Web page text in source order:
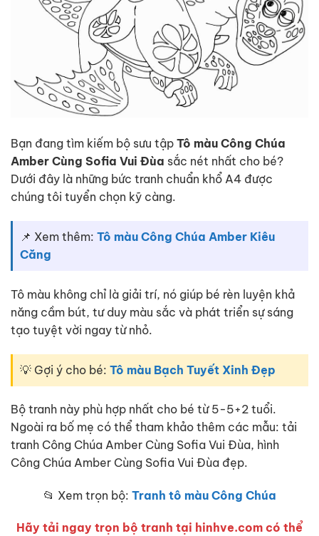
Bạn đang tìm kiếm bộ sưu tập Tô màu Công Chúa
Amber Cùng Sofia Vui Đùa sắc nét nhất cho bé?
Dưới đây là những bức tranh chuẩn khổ A4 được
chúng tôi tuyển chọn kỹ càng.
📌 Xem thêm: Tô màu Công Chúa Amber Kiêu
Căng
Tô màu không chỉ là giải trí, nó giúp bé rèn luyện khả
năng cầm bút, tư duy màu sắc và phát triển sự sáng
tạo tuyệt vời ngay từ nhỏ.
💡 Gợi ý cho bé: Tô màu Bạch Tuyết Xinh Đẹp
Bộ tranh này phù hợp nhất cho bé từ 5-5+2 tuổi.
Ngoài ra bố mẹ có thể tham khảo thêm các mẫu: tải
tranh Công Chúa Amber Cùng Sofia Vui Đùa, hình
Công Chúa Amber Cùng Sofia Vui Đùa đẹp.
📂 Xem trọn bộ: Tranh tô màu Công Chúa
Hãy tải ngay trọn bộ tranh tại hinhve.com có thể